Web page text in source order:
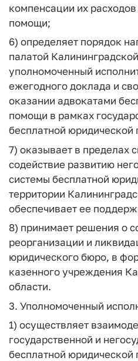
компенсации их
помощи;
6) определяет порядок
палатой
уполномоченный
ежегодного доклада и
оказании адвокатами
помощи в рамках
бесплатной
7) оказывает в пределах
содействие развитию
системы бесплатной
территории
обеспечивает ее
8) принимает решения о
реорганизации и
юридического бюро, в
казенного учреждения
области.
3. Уполномоченный
1) осуществляет
государственной и
бесплатной